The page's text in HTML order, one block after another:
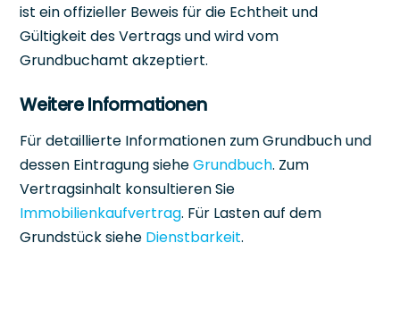
ist ein offizieller Beweis für die Echtheit und
Gültigkeit des Vertrags und wird vom
Grundbuchamt akzeptiert.
Weitere Informationen
Für detaillierte Informationen zum Grundbuch und
dessen Eintragung sieheGrundbuch. Zum
Vertragsinhalt konsultieren Sie
Immobilienkaufvertrag. Für Lasten auf dem
Grundstück siehe Dienstbarkeit.